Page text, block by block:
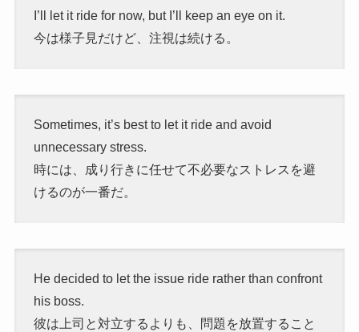
I’ll let it ride for now, but I’ll keep an eye on it.
今は様子見だけど、注視は続ける。
Sometimes, it’s best to let it ride and avoid
unnecessary stress.
時には、成り行きに任せて不必要なストレスを避
けるのが一番だ。
He decided to let the issue ride rather than confront
his boss.
彼は上司と対立するよりも、問題を放置すること